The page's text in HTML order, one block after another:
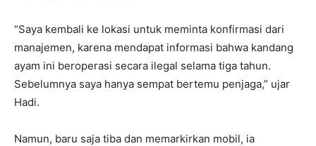
“Saya kembali ke lokasi untuk meminta konfirmasi dari
manajemen, karena mendapat informasi bahwa kandang
ayam ini beroperasi secara ilegal selama tiga tahun.
Sebelumnya saya hanya sempat bertemu penjaga,” ujar
Hadi.
Namun, baru saja tiba dan memarkirkan mobil, ia